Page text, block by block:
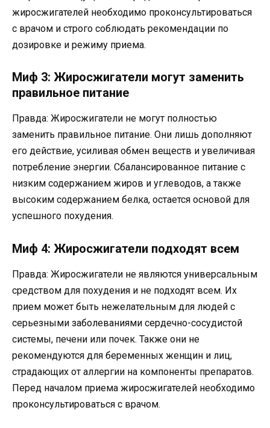
жиросжигателей необходимо проконсультироваться
с врачом и строго соблюдать рекомендации по
дозировке и режиму приема.
Миф 3: Жиросжигатели могут заменить
правильное питание
Правда: Жиросжигатели не могут полностью
заменить правильное питание. Они лишь дополняют
его действие, усиливая обмен веществ и увеличивая
потребление энергии. Сбалансированное питание с
низким содержанием жиров и углеводов, а также
высоким содержанием белка, остается основой для
успешного похудения.
Миф 4: Жиросжигатели подходят всем
Правда: Жиросжигатели не являются универсальным
средством для похудения и не подходят всем. Их
прием может быть нежелательным для людей с
серьезными заболеваниями сердечно-сосудистой
системы, печени или почек. Также они не
рекомендуются для беременных женщин и лиц,
страдающих от аллергии на компоненты препаратов.
Перед началом приема жиросжигателей необходимо
проконсультироваться с врачом.